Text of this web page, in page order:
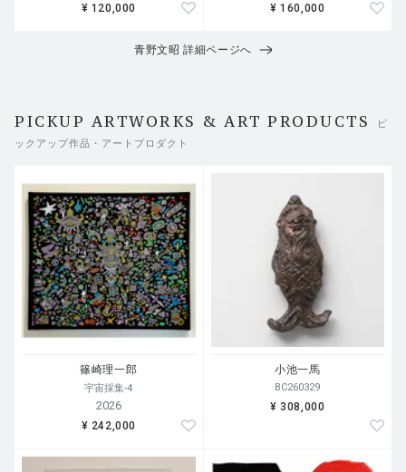
¥ 120,000 ¥ 160,000
青野文昭 詳細ページへ
PICKUP ARTWORKS & ART PRODUCTS
ピ
ックアップ作品・アートプロダクト
篠崎理一郎
宇宙採集-4
2026
¥ 242,000
小池一馬
BC260329
¥ 308,000